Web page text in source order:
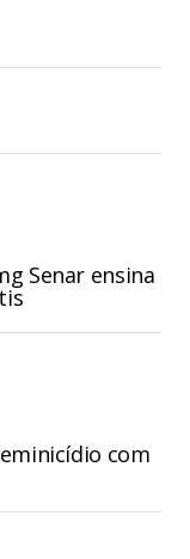
Senar ensina
com